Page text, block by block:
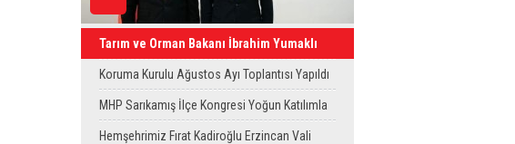
Tarım ve Orman Bakanı İbrahim Yumaklı
Kars'a Geliyor
Koruma Kurulu Ağustos Ayı Toplantısı Yapıldı
MHP Sarıkamış İlçe Kongresi Yoğun Katılımla
Gerçekleştirildi
Hemşehrimiz Fırat Kadiroğlu Erzincan Vali